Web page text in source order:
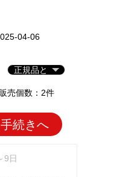
04-06
売個数：2件
続きへ
9日